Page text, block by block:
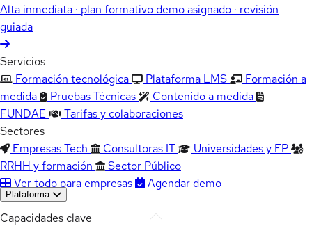
Alta inmediata · plan formativo demo asignado · revisión
guiada
Servicios
Formación tecnológica
Plataforma LMS
Formación a
medida
Pruebas Técnicas
Contenido a medida
FUNDAE
Tarifas y colaboraciones
Sectores
Empresas Tech
Consultoras IT
Universidades y FP
RRHH y formación
Sector Público
Ver todo para empresas
Agendar demo
Plataforma
Capacidades clave